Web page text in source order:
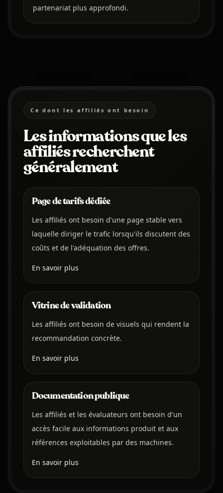
partenariat plus approfondi.
Ce dont les affiliés ont besoin
Les informations que les
affiliés recherchent
généralement
Page de tarifs dédiée
Les affiliés ont besoin d'une page stable vers
laquelle diriger le trafic lorsqu'ils discutent des
coûts et de l'adéquation des offres.
En savoir plus
Vitrine de validation
Les affiliés ont besoin de visuels qui rendent la
recommandation concrète.
En savoir plus
Documentation publique
Les affiliés et les évaluateurs ont besoin d'un
accès facile aux informations produit et aux
références exploitables par des machines.
En savoir plus